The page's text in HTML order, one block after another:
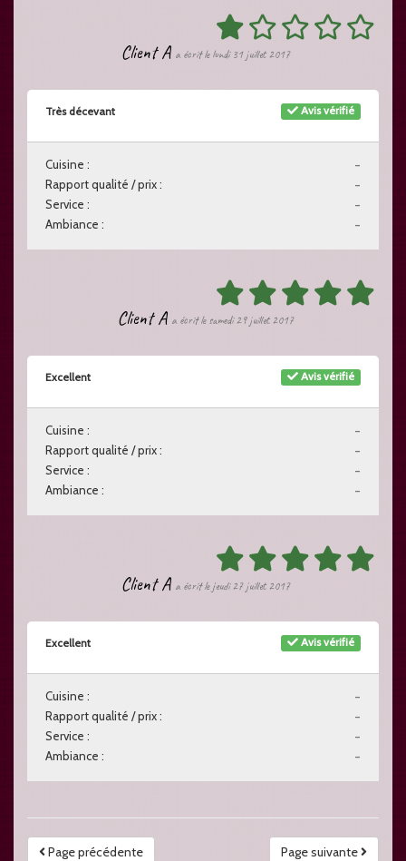
Client A a écrit le lundi 31 juillet 2017
Avis vérifié
Très décevant
-
Cuisine :
-
Rapport qualité / prix :
-
Service :
-
Ambiance :
Client A a écrit le samedi 29 juillet 2017
Avis vérifié
Excellent
-
Cuisine :
-
Rapport qualité / prix :
-
Service :
-
Ambiance :
Client A a écrit le jeudi 27 juillet 2017
Avis vérifié
Excellent
-
Cuisine :
-
Rapport qualité / prix :
-
Service :
-
Ambiance :
Page suivante
Page précédente